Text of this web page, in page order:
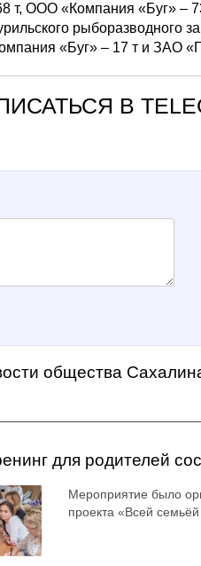
т, ООО «Компания «Буг» –
рыборазводного
«Буг» – 17 т и ЗАО
В
общества
для родителей
Мероприятие было
проекта «Всей